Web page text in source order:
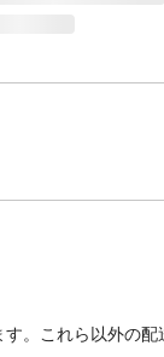
。これら以外の配